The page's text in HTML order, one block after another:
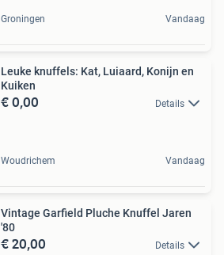
Groningen Vandaag
Leuke knuffels: Kat, Luiaard, Konijn en
Kuiken
€ 0,00 Details
Woudrichem Vandaag
Vintage Garfield Pluche Knuffel Jaren
'80
€ 20,00 Details